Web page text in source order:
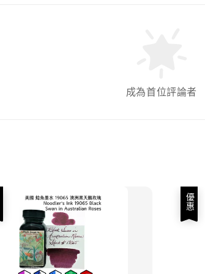
成為首位評論者
優惠